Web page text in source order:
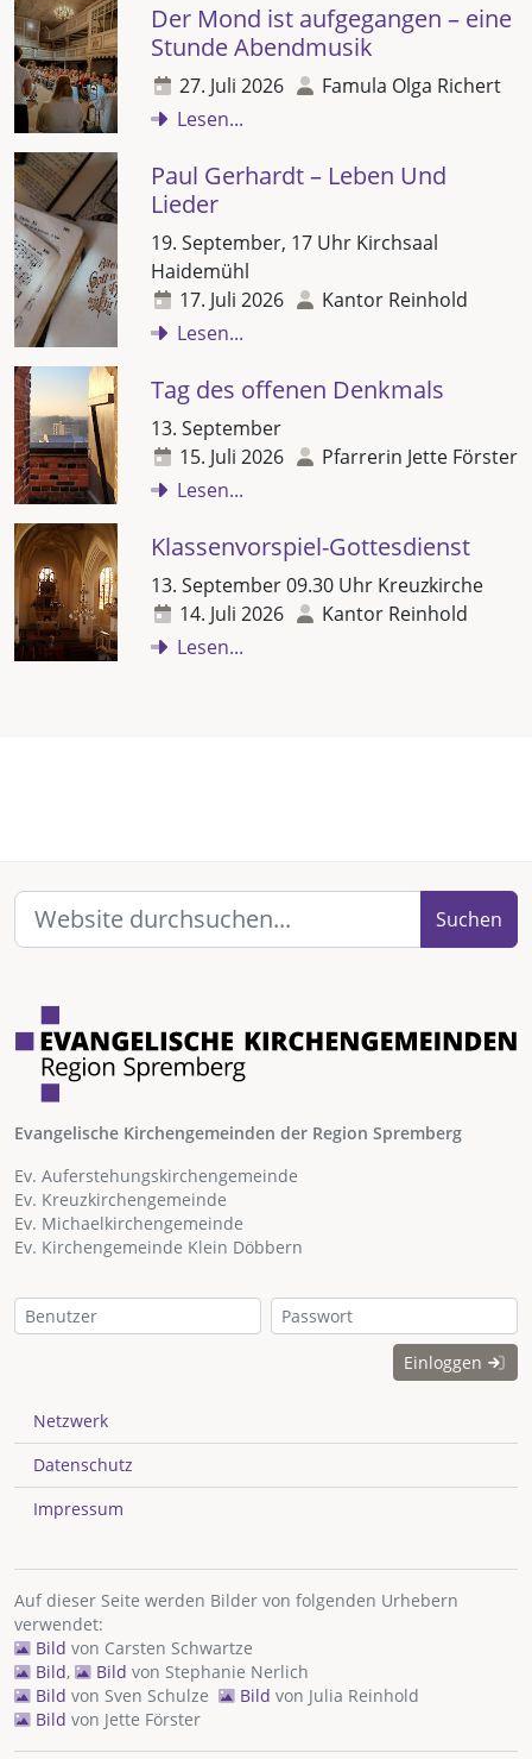
Der Mond ist aufgegangen – eine
Stunde Abendmusik
27. Juli 2026
Famula Olga Richert
Lesen...
Paul Gerhardt – Leben Und
Lieder
19. September, 17 Uhr Kirchsaal
Haidemühl
17. Juli 2026
Kantor Reinhold
Lesen...
Tag des offenen Denkmals
13. September
15. Juli 2026
Pfarrerin Jette Förster
Lesen...
Klassenvorspiel-Gottesdienst
13. September 09.30 Uhr Kreuzkirche
14. Juli 2026
Kantor Reinhold
Lesen...
Suchen
Evangelische Kirchengemeinden der Region Spremberg
Ev. Auferstehungskirchengemeinde
Ev. Kreuzkirchengemeinde
Ev. Michaelkirchengemeinde
Ev. Kirchengemeinde Klein Döbbern
Einloggen
Netzwerk
Datenschutz
Impressum
Auf dieser Seite werden Bilder von folgenden Urhebern
verwendet:
Bild von Carsten Schwartze
Bild, Bild von Stephanie Nerlich
Bild von Sven Schulze Bild von Julia Reinhold
Bild von Jette Förster